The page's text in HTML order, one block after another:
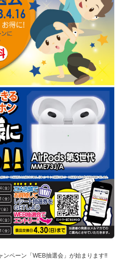
ンペーン「WEB抽選会」が始まります!!